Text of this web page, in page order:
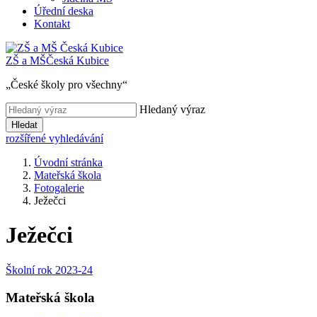
Úřední deska
Kontakt
ZŠ a MŠČeská Kubice
„České školy pro všechny“
Hledaný výraz
Hledat
rozšířené vyhledávání
Úvodní stránka
Mateřská škola
Fotogalerie
Ježečci
Ježečci
Školní rok 2023-24
Mateřská škola